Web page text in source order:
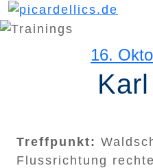
16.
Treffpunkt:
Flussrichtung